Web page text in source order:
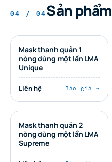
04 / 04Sản phẩm
Mask thanh quản 1
nòng dùng một lần LMA
Unique
Liên hệ Báo giá →
Mask thanh quản 2
nòng dùng một lần LMA
Supreme